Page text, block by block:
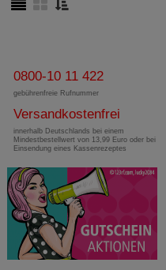
0800-10 11 422
gebührenfreie Rufnummer
Versandkostenfrei
innerhalb Deutschlands bei einem
Mindestbestellwert von 13,99 Euro oder bei
Einsendung eines Kassenrezeptes